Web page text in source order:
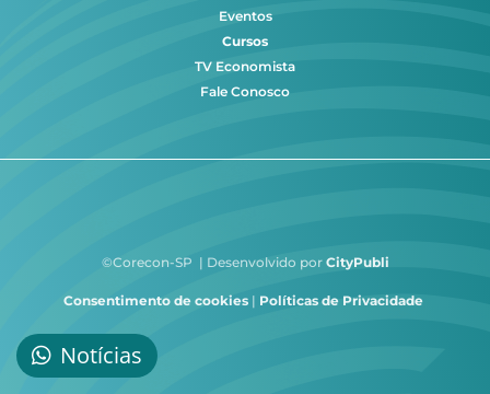
Eventos
Cursos
TV Economista
Fale Conosco
©Corecon-SP | Desenvolvido por CityPubli
Consentimento de cookies | Políticas de Privacidade
Notícias